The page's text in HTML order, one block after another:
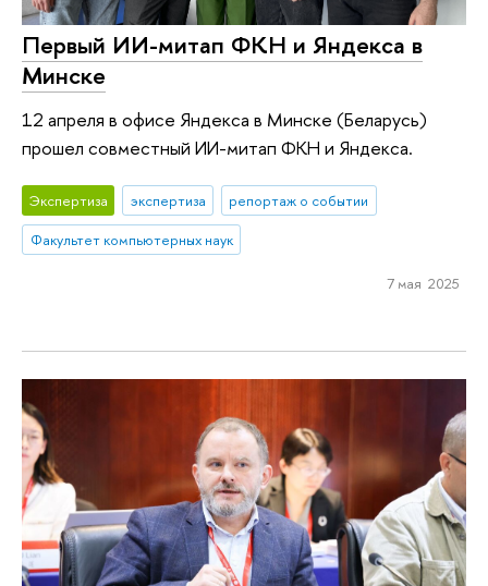
Первый ИИ-митап ФКН и Яндекса в
Минске
12 апреля в офисе Яндекса в Минске (Беларусь)
прошел совместный ИИ-митап ФКН и Яндекса.
Экспертиза экспертиза
репортаж о событии
Факультет компьютерных наук
7 мая 2025